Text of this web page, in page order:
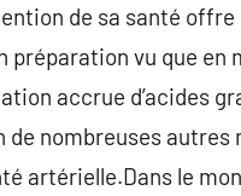
de sa santé offre
vu que en
accrue d’acides
nombreuses autres
artérielle.Dans le